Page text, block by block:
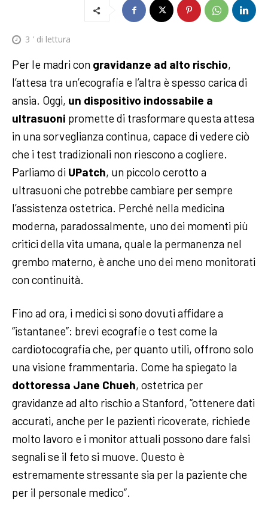
3 ' di lettura
Per le madri con gravidanze ad alto rischio,
l’attesa tra un’ecografia e l’altra è spesso carica di
ansia. Oggi, un dispositivo indossabile a
ultrasuoni promette di trasformare questa attesa
in una sorveglianza continua, capace di vedere ciò
che i test tradizionali non riescono a cogliere.
Parliamo di UPatch, un piccolo cerotto a
ultrasuoni che potrebbe cambiare per sempre
l’assistenza ostetrica. Perché nella medicina
moderna, paradossalmente, uno dei momenti più
critici della vita umana, quale la permanenza nel
grembo materno, è anche uno dei meno monitorati
con continuità.
Fino ad ora, i medici si sono dovuti affidare a
“istantanee”: brevi ecografie o test come la
cardiotocografia che, per quanto utili, offrono solo
una visione frammentaria. Come ha spiegato la
dottoressa Jane Chueh, ostetrica per
gravidanze ad alto rischio a Stanford, “ottenere dati
accurati, anche per le pazienti ricoverate, richiede
molto lavoro e i monitor attuali possono dare falsi
segnali se il feto si muove. Questo è
estremamente stressante sia per la paziente che
per il personale medico”.